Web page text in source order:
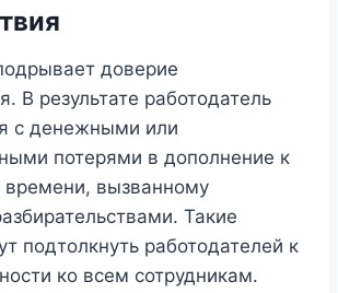
доверие
В результате работодатель
с денежными или
потерями в дополнение к
вызванному
Такие
подтолкнуть работодателей к
ко всем сотрудникам.